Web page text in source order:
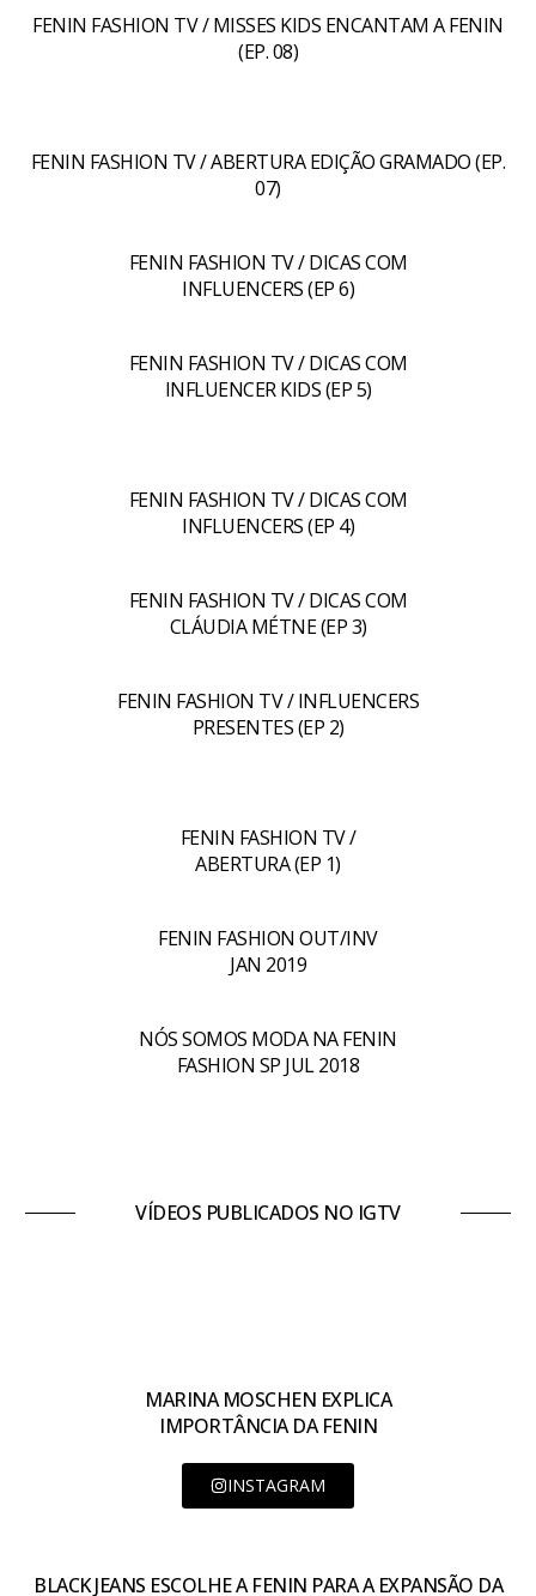
FENIN FASHION TV / MISSES KIDS ENCANTAM A FENIN
(EP. 08)
FENIN FASHION TV / ABERTURA EDIÇÃO GRAMADO (EP.
07)
FENIN FASHION TV / DICAS COM
INFLUENCERS (EP 6)
FENIN FASHION TV / DICAS COM
INFLUENCER KIDS (EP 5)
FENIN FASHION TV / DICAS COM
INFLUENCERS (EP 4)
FENIN FASHION TV / DICAS COM
CLÁUDIA MÉTNE (EP 3)
FENIN FASHION TV / INFLUENCERS
PRESENTES (EP 2)
FENIN FASHION TV /
ABERTURA (EP 1)
FENIN FASHION OUT/INV
JAN 2019
NÓS SOMOS MODA NA FENIN
FASHION SP JUL 2018
VÍDEOS PUBLICADOS NO IGTV
MARINA MOSCHEN EXPLICA
IMPORTÂNCIA DA FENIN
INSTAGRAM
BLACK JEANS ESCOLHE A FENIN PARA A EXPANSÃO DA